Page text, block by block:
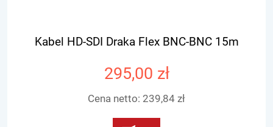
Kabel HD-SDI Draka Flex BNC-BNC 15m
295,00 zł
Cena netto: 239,84 zł